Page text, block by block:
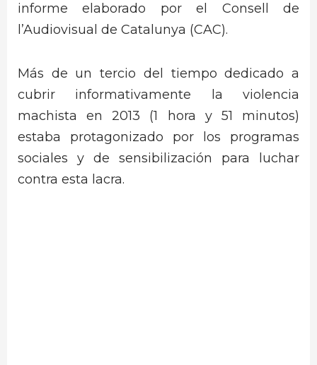
informe elaborado por el Consell de
l’Audiovisual de Catalunya (CAC).
Más de un tercio del tiempo dedicado a
cubrir informativamente la violencia
machista en 2013 (1 hora y 51 minutos)
estaba protagonizado por los programas
sociales y de sensibilización para luchar
contra esta lacra.